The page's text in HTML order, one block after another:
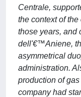
Centrale,
the context of
those years, and
dell'€™Aniene,
asymmetrical
administration.
production of
company had